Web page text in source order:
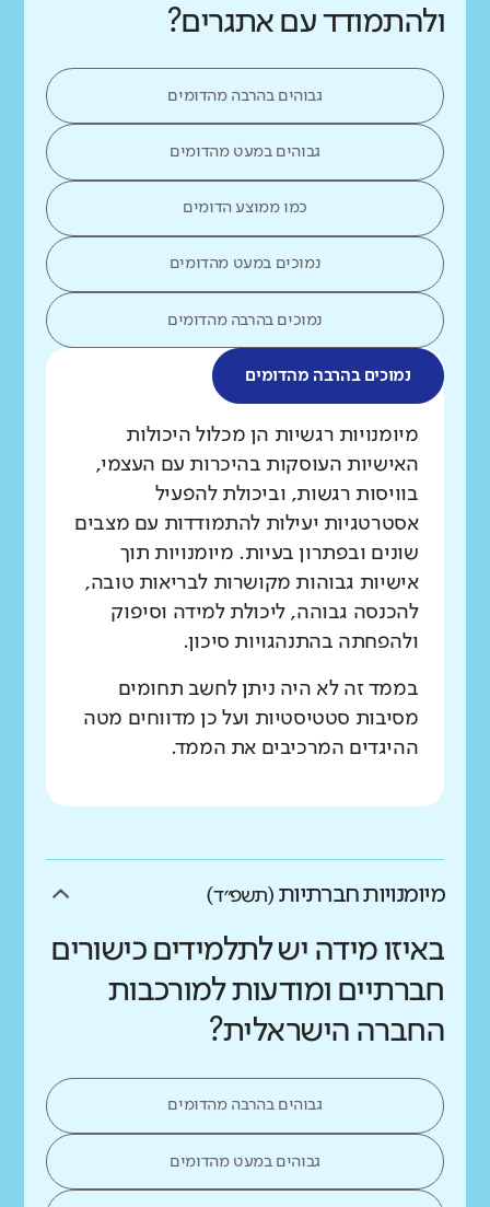
ולהתמודד עם אתגרים?
גבוהים בהרבה מהדומים
גבוהים במעט מהדומים
כמו ממוצע הדומים
נמוכים במעט מהדומים
נמוכים בהרבה מהדומים
נמוכים בהרבה מהדומים
מה בדקנו?
מיומנויות רגשיות הן מכלול היכולות
האישיות העוסקות בהיכרות עם העצמי,
בוויסות רגשות, וביכולת להפעיל
אסטרטגיות יעילות להתמודדות עם מצבים
שונים ובפתרון בעיות. מיומנויות תוך
אישיות גבוהות מקושרות לבריאות טובה,
להכנסה גבוהה, ליכולת למידה וסיפוק
ולהפחתה בהתנהגויות סיכון.
בממד זה לא היה ניתן לחשב תחומים
מסיבות סטטיסטיות ועל כן מדווחים מטה
ההיגדים המרכיבים את הממד.
מיומנויות חברתיות (תשפ״ד)
באיזו מידה יש לתלמידים כישורים
חברתיים ומודעות למורכבות
החברה הישראלית?
גבוהים בהרבה מהדומים
גבוהים במעט מהדומים